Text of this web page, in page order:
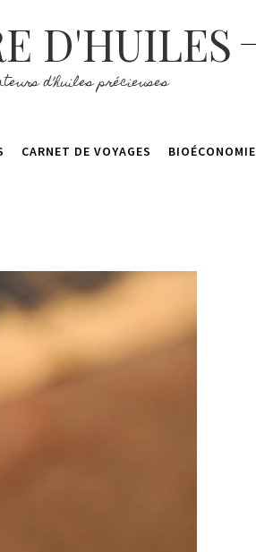
D'HUILES
d’huiles précieuses
CARNET DE VOYAGES BIOÉCONOMIE